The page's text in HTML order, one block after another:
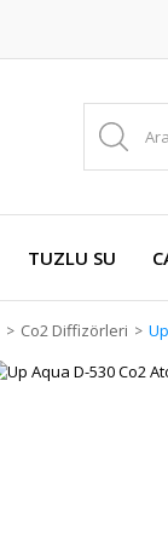
TUZLU SU
Co2 Diffizörleri